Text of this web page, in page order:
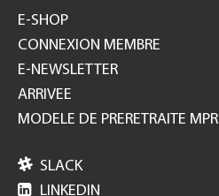
E-SHOP
CONNEXION MEMBRE
E-NEWSLETTER
ARRIVEE
MODELE DE PRERETRAITE MPR
 SLACK
 LINKEDIN